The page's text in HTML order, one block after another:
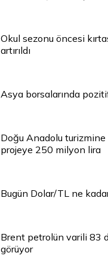
Okul sezonu öncesi
artırıldı
Asya borsalarında
Doğu Anadolu turizmine
projeye 250 milyon lira
Bugün Dolar/TL ne
Brent petrolün varili 83
görüyor